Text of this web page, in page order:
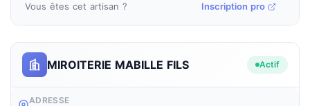
Vous êtes cet artisan ? Inscription pro
MIROITERIE MABILLE FILS Actif
ADRESSE